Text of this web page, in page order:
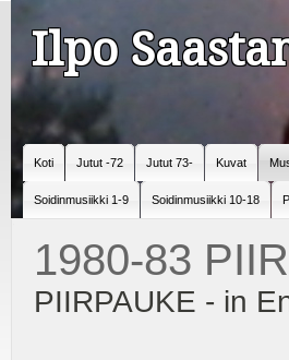
Ilpo
Koti Jutut -72 Jutut 73- Kuvat
Soidinmusiikki 1-9 Soidinmusiikki 10-18
1980-83
PIIRPAUKE - in